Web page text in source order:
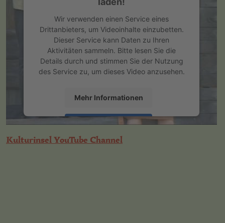
Wir verwenden einen Service eines
Drittanbieters, um Videoinhalte einzubetten.
Dieser Service kann Daten zu Ihren
Aktivitäten sammeln. Bitte lesen Sie die
Details durch und stimmen Sie der Nutzung
des Service zu, um dieses Video anzusehen.
Mehr Informationen
Akzeptieren
powered byUsercentrics Consent
Kulturinsel YouTube Channel